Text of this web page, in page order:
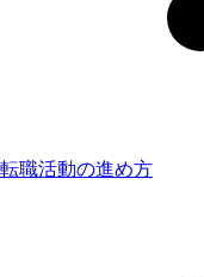
転職活動の進め方